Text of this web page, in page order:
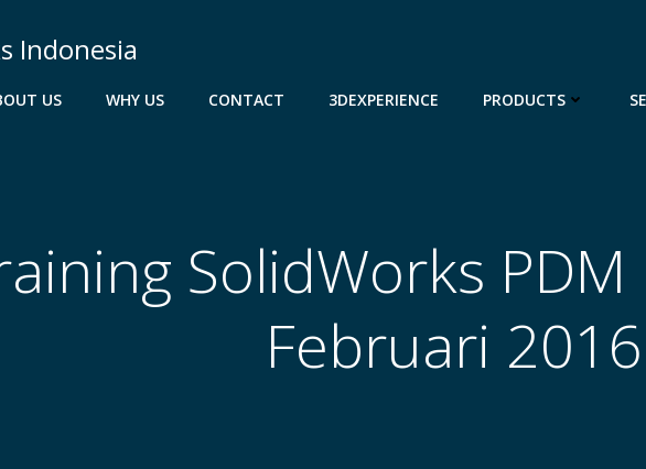
Indonesia
US WHY US CONTACT 3DEXPERIENCE PRODUCTS
SolidWorks
Februari 2016